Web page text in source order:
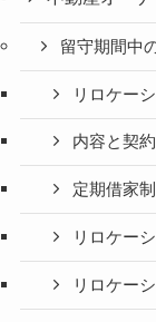
留守期間中
リロケー
内容と契
定期借家
リロケー
リロケー